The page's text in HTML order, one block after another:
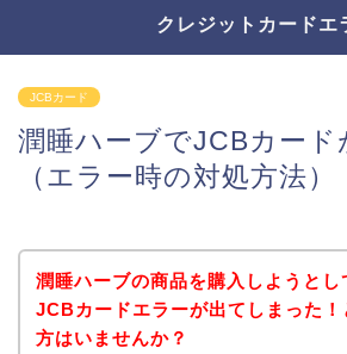
クレジットカードエ
JCBカード
潤睡ハーブでJCBカード
（エラー時の対処方法）
潤睡ハーブの商品を購入しようとし
JCBカードエラーが出てしまった！
方はいませんか？